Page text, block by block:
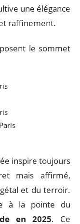
une élégance
raffinement.
le sommet
inspire toujours
mais affirmé,
et du terroir.
à la pointe du
en 2025. Ce